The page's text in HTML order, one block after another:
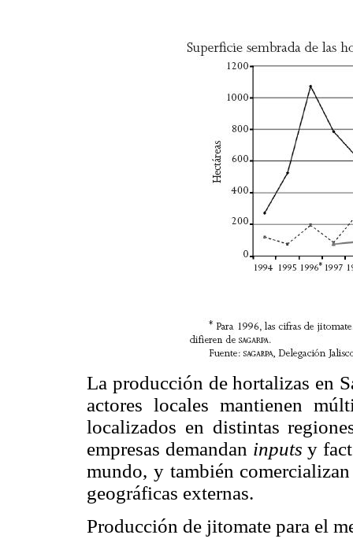
La producción de hortalizas en
actores locales mantienen
localizados en distintas
empresas demandan inputsy
mundo, y también
geográficas externas.
Producción de jitomate para el